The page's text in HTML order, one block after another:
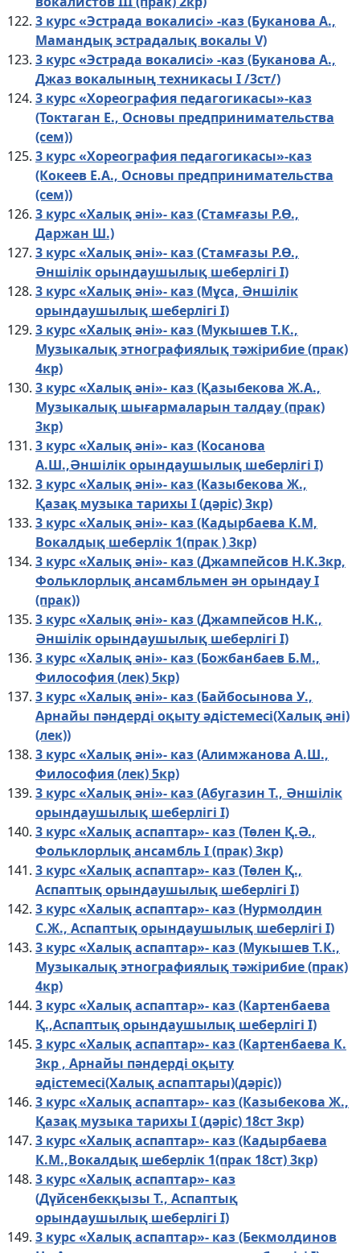
3 курс «Эстрада вокалисі» -каз (Буканова А.,
Мамандық эстрадалық вокалы V)
3 курс «Эстрада вокалисі» -каз (Буканова А.,
Джаз вокалының техникасы I /3ст/)
3 курс «Хореография педагогикасы»-каз
(Токтаган Е., Основы предпринимательства
(сем))
3 курс «Хореография педагогикасы»-каз
(Кокеев Е.А., Основы предпринимательства
(сем))
3 курс «Халық әні»- каз (Стамғазы Р.Ө.,
Даржан Ш.)
3 курс «Халық әні»- каз (Стамғазы Р.Ө.,
Әншілік орындаушылық шеберлігі I)
3 курс «Халық әні»- каз (Мұса, Әншілік
орындаушылық шеберлігі I)
3 курс «Халық әні»- каз (Мукышев Т.К.,
Музыкалық этнографиялық тәжірибие (прак)
4кр)
3 курс «Халық әні»- каз (Қазыбекова Ж.А.,
Музыкалық шығармаларын талдау (прак)
3кр)
3 курс «Халық әні»- каз (Косанова
А.Ш.,Әншілік орындаушылық шеберлігі I)
3 курс «Халық әні»- каз (Казыбекова Ж.,
Қазақ музыка тарихы I (дәріс) 3кр)
3 курс «Халық әні»- каз (Кадырбаева К.М,
Вокалдық шеберлік 1(прак ) 3кр)
3 курс «Халық әні»- каз (Джампейсов Н.К.3кр,
Фольклорлық ансамбльмен ән орындау I
(прак))
3 курс «Халық әні»- каз (Джампейсов Н.К.,
Әншілік орындаушылық шеберлігі I)
3 курс «Халық әні»- каз (Божбанбаев Б.М.,
Философия (лек) 5кр)
3 курс «Халық әні»- каз (Байбосынова У.,
Арнайы пәндерді оқыту әдістемесі(Халық әні)
(лек))
3 курс «Халық әні»- каз (Алимжанова А.Ш.,
Философия (лек) 5кр)
3 курс «Халық әні»- каз (Абугазин Т., Әншілік
орындаушылық шеберлігі I)
3 курс «Халық аспаптар»- каз (Төлен Қ.Ә.,
Фольклорлық ансамбль I (прак) 3кр)
3 курс «Халық аспаптар»- каз (Төлен Қ.,
Aспаптық oрындаушылық шеберлігі I)
3 курс «Халық аспаптар»- каз (Нурмолдин
С.Ж., Aспаптық oрындаушылық шеберлігі I)
3 курс «Халық аспаптар»- каз (Мукышев Т.К.,
Музыкалық этнографиялық тәжірибие (прак)
4кр)
3 курс «Халық аспаптар»- каз (Картенбаева
Қ.,Aспаптық oрындаушылық шеберлігі I)
3 курс «Халық аспаптар»- каз (Картенбаева К.
3кр , Арнайы пәндерді оқыту
әдістемесі(Халық аспаптары)(дәріс))
3 курс «Халық аспаптар»- каз (Казыбекова Ж.,
Қазақ музыка тарихы I (дәріс) 18ст 3кр)
3 курс «Халық аспаптар»- каз (Кадырбаева
К.М.,Вокалдық шеберлік 1(прак 18ст) 3кр)
3 курс «Халық аспаптар»- каз
(Дүйсенбекқызы Т., Aспаптық
oрындаушылық шеберлігі I)
3 курс «Халық аспаптар»- каз (Бекмолдинов